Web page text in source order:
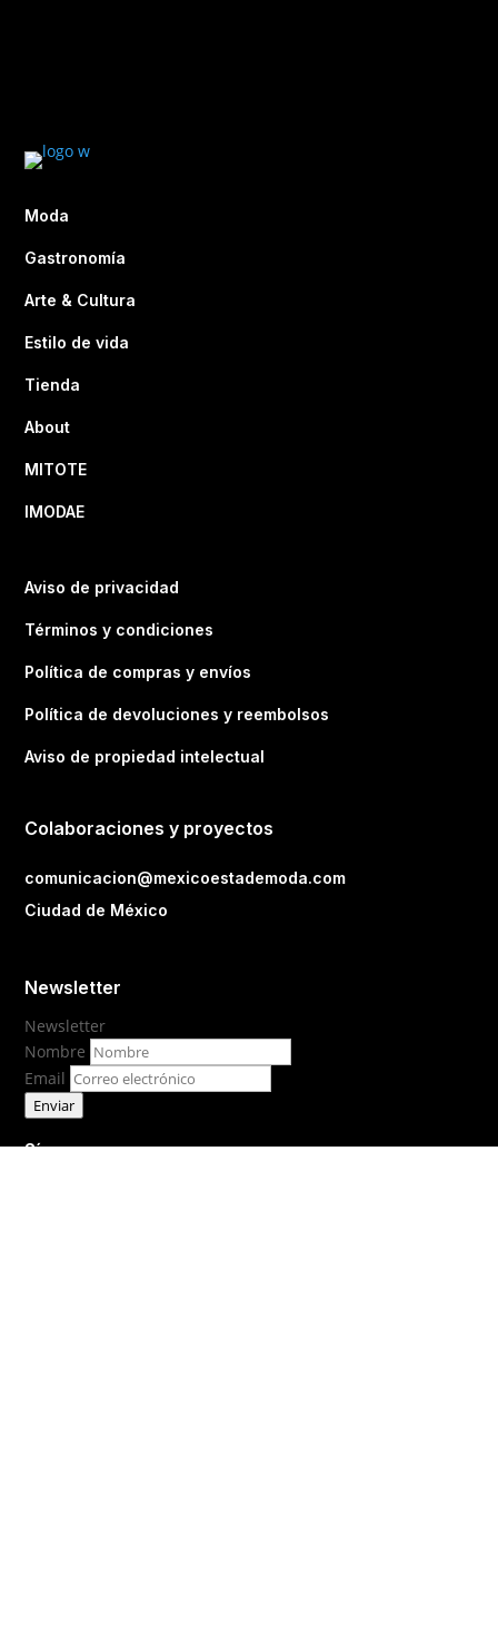
Moda
Gastronomía
Arte & Cultura
Estilo de vida
Tienda
About
MITOTE
IMODAE
Aviso de privacidad
Términos y condiciones
Política de compras y envíos
Política de devoluciones y reembolsos
Aviso de propiedad intelectual
Colaboraciones y proyectos
comunicacion@mexicoestademoda.com
Ciudad de México
Newsletter
Newsletter
Nombre
Email
Enviar
Síguenos